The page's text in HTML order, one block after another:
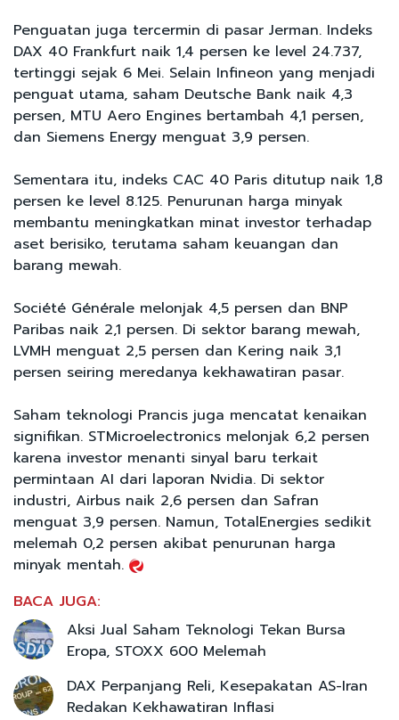
Penguatan juga tercermin di pasar Jerman. Indeks
DAX 40 Frankfurt naik 1,4 persen ke level 24.737,
tertinggi sejak 6 Mei. Selain Infineon yang menjadi
penguat utama, saham Deutsche Bank naik 4,3
persen, MTU Aero Engines bertambah 4,1 persen,
dan Siemens Energy menguat 3,9 persen.
Sementara itu, indeks CAC 40 Paris ditutup naik 1,8
persen ke level 8.125. Penurunan harga minyak
membantu meningkatkan minat investor terhadap
aset berisiko, terutama saham keuangan dan
barang mewah.
Société Générale melonjak 4,5 persen dan BNP
Paribas naik 2,1 persen. Di sektor barang mewah,
LVMH menguat 2,5 persen dan Kering naik 3,1
persen seiring meredanya kekhawatiran pasar.
Saham teknologi Prancis juga mencatat kenaikan
signifikan. STMicroelectronics melonjak 6,2 persen
karena investor menanti sinyal baru terkait
permintaan AI dari laporan Nvidia. Di sektor
industri, Airbus naik 2,6 persen dan Safran
menguat 3,9 persen. Namun, TotalEnergies sedikit
melemah 0,2 persen akibat penurunan harga
minyak mentah.
BACA JUGA:
Aksi Jual Saham Teknologi Tekan Bursa
Eropa, STOXX 600 Melemah
DAX Perpanjang Reli, Kesepakatan AS-Iran
Redakan Kekhawatiran Inflasi